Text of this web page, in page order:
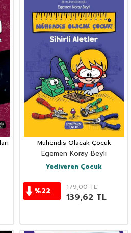
Mühendis Olacak Çocuk
Egemen Koray Beyli
Yediveren Çocuk
%22 179,00TL
139,62 TL